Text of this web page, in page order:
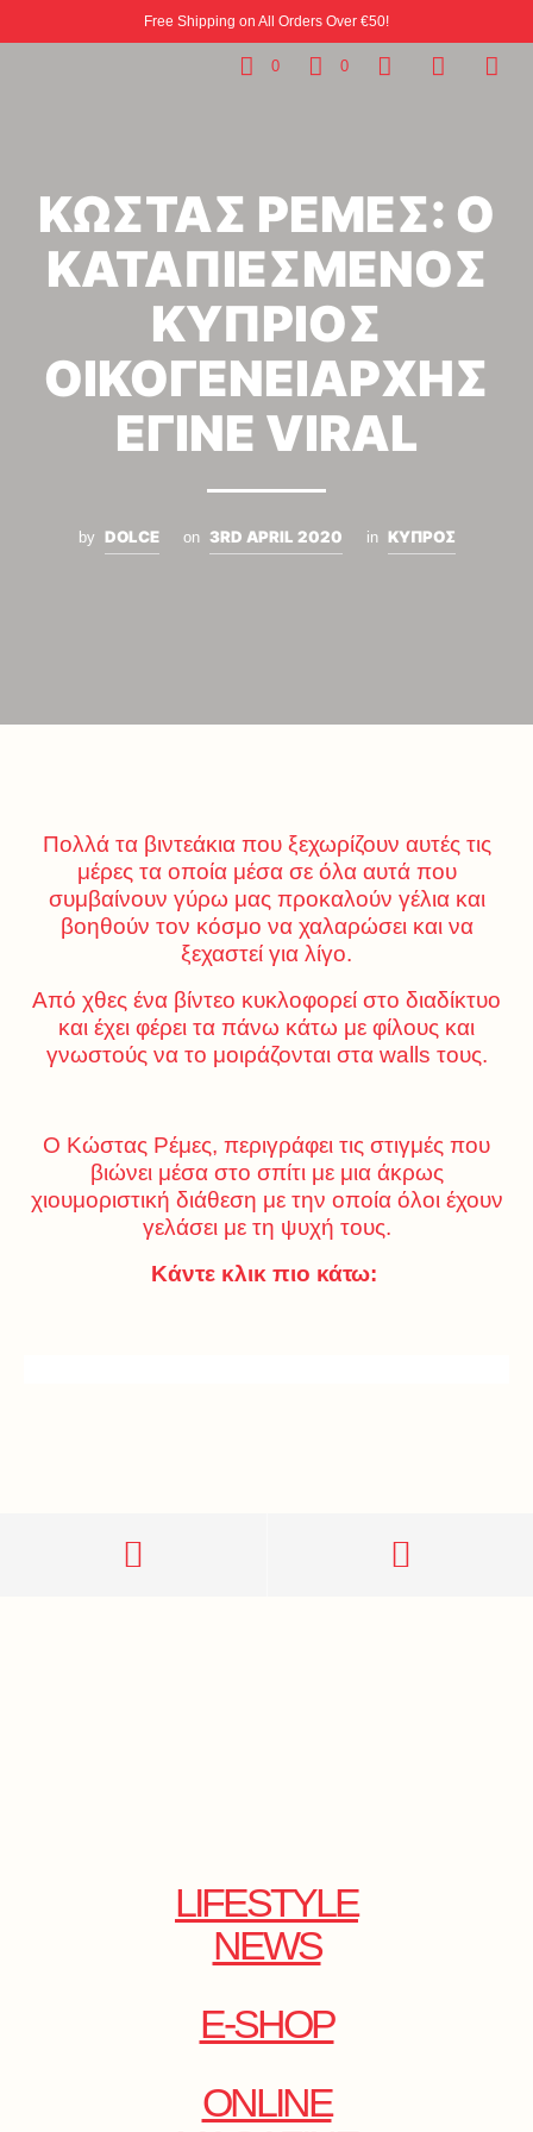
Free Shipping on All Orders Over €50!
0 0
ΚΩΣΤΑΣ ΡΕΜΕΣ: Ο
ΚΑΤΑΠΙΕΣΜΕΝΟΣ
ΚΥΠΡΙΟΣ
ΟΙΚΟΓΕΝΕΙΑΡΧΗΣ
ΕΓΙΝΕ VIRAL
by DOLCE on 3RD APRIL 2020 in ΚΥΠΡΟΣ
Πολλά τα βιντεάκια που ξεχωρίζουν αυτές τις
μέρες τα οποία μέσα σε όλα αυτά που
συμβαίνουν γύρω μας προκαλούν γέλια και
βοηθούν τον κόσμο να χαλαρώσει και να
ξεχαστεί για λίγο.
Από χθες ένα βίντεο κυκλοφορεί στο διαδίκτυο
και έχει φέρει τα πάνω κάτω με φίλους και
γνωστούς να το μοιράζονται στα walls τους.
Ο Κώστας Ρέμες, περιγράφει τις στιγμές που
βιώνει μέσα στο σπίτι με μια άκρως
χιουμοριστική διάθεση με την οποία όλοι έχουν
γελάσει με τη ψυχή τους.
Κάντε κλικ πιο κάτω:
LIFESTYLE
NEWS
E-SHOP
ONLINE